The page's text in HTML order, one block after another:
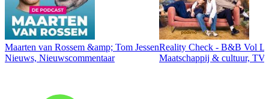
Maarten van Rossem &amp; Tom Jessen
Nieuws, Nieuwscommentaar
Reality Check - B&B Vol
Maatschappij & cultuur,